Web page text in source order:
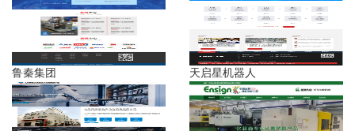
鲁秦集团 天启星机器人